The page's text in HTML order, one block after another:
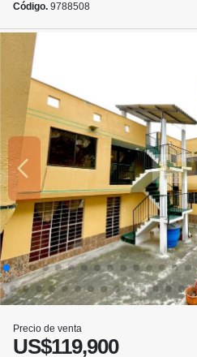
Código. 9788508
Precio de venta
US$119,900